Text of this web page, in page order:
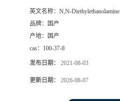
英文名称： N,N-Diethylethanolamine
品牌：
国产
产地：
国产
cas： 100-37-8
发布日期： 2021-08-03
更新日期： 2026-08-07